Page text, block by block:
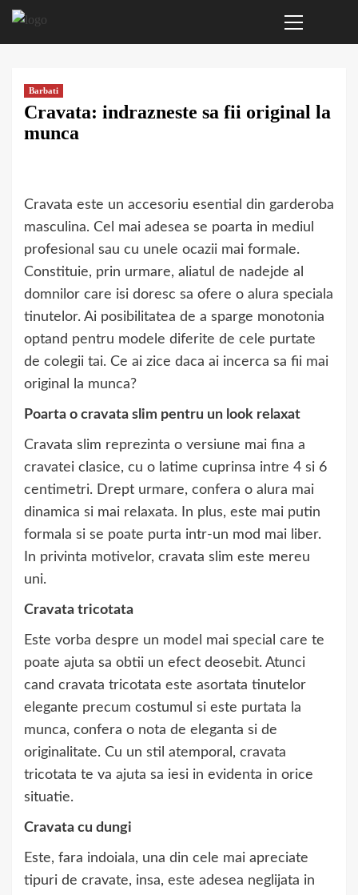
Sari
Menu
Barbati
Cravata: indrazneste sa fii original la
munca
Cravata este un accesoriu esential din garderoba
masculina. Cel mai adesea se poarta in mediul
profesional sau cu unele ocazii mai formale.
Constituie, prin urmare, aliatul de nadejde al
domnilor care isi doresc sa ofere o alura speciala
tinutelor. Ai posibilitatea de a sparge monotonia
optand pentru modele diferite de cele purtate
de colegii tai. Ce ai zice daca ai incerca sa fii mai
original la munca?
Poarta o cravata slim pentru un look relaxat
Cravata slim reprezinta o versiune mai fina a
cravatei clasice, cu o latime cuprinsa intre 4 si 6
centimetri. Drept urmare, confera o alura mai
dinamica si mai relaxata. In plus, este mai putin
formala si se poate purta intr-un mod mai liber.
In privinta motivelor, cravata slim este mereu
uni.
Cravata tricotata
Este vorba despre un model mai special care te
poate ajuta sa obtii un efect deosebit. Atunci
cand cravata tricotata este asortata tinutelor
elegante precum costumul si este purtata la
munca, confera o nota de eleganta si de
originalitate. Cu un stil atemporal, cravata
tricotata te va ajuta sa iesi in evidenta in orice
situatie.
Cravata cu dungi
Este, fara indoiala, una din cele mai apreciate
tipuri de cravate, insa, este adesea neglijata in